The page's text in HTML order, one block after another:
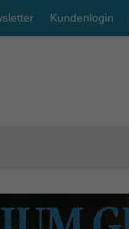
Kundenlogin